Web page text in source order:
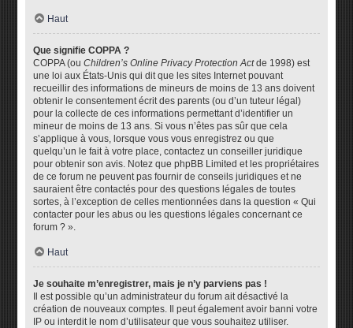
Haut
Que signifie COPPA ?
COPPA (ouChildren’s Online Privacy Protection Actde 1998) est
une loi aux États-Unis qui dit que les sites Internet pouvant
recueillir des informations de mineurs de moins de 13 ans doivent
obtenir le consentement écrit des parents (ou d’un tuteur légal)
pour la collecte de ces informations permettant d’identifier un
mineur de moins de 13 ans. Si vous n’êtes pas sûr que cela
s’applique à vous, lorsque vous vous enregistrez ou que
quelqu’un le fait à votre place, contactez un conseiller juridique
pour obtenir son avis. Notez que phpBB Limited et les propriétaires
de ce forum ne peuvent pas fournir de conseils juridiques et ne
sauraient être contactés pour des questions légales de toutes
sortes, à l’exception de celles mentionnées dans la question « Qui
contacter pour les abus ou les questions légales concernant ce
forum ? ».
Haut
Je souhaite m’enregistrer, mais je n’y parviens pas !
Il est possible qu’un administrateur du forum ait désactivé la
création de nouveaux comptes. Il peut également avoir banni votre
IP ou interdit le nom d’utilisateur que vous souhaitez utiliser.